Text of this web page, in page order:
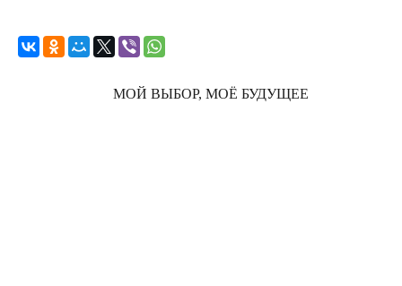
МОЙ ВЫБОР, МОЁ БУДУЩЕЕ